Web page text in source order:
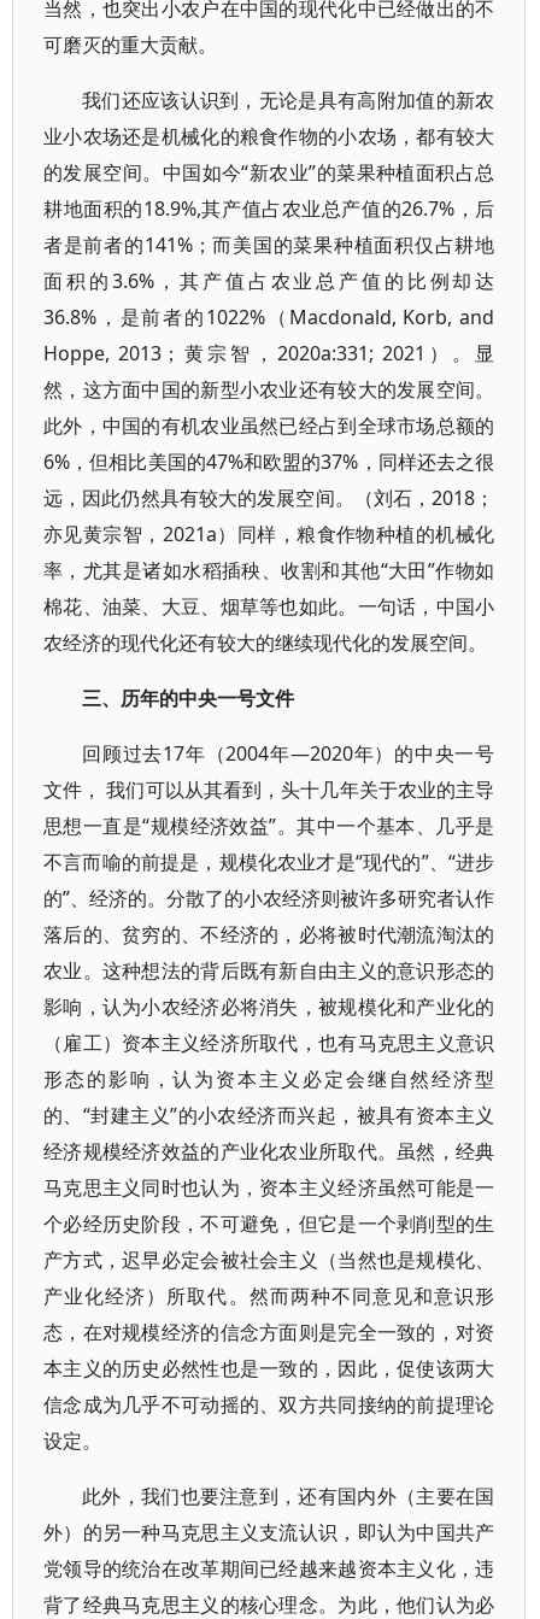
当然，也突出小农户在中国的现代化中已经做出的不
可磨灭的重大贡献。
我们还应该认识到，无论是具有高附加值的新农
业小农场还是机械化的粮食作物的小农场，都有较大
的发展空间。中国如今“新农业”的菜果种植面积占总
耕地面积的18.9%,其产值占农业总产值的26.7%，后
者是前者的141%；而美国的菜果种植面积仅占耕地
面积的3.6%，其产值占农业总产值的比例却达
36.8%，是前者的1022%（Macdonald, Korb, and
Hoppe, 2013；黄宗智，2020a:331; 2021）。显
然，这方面中国的新型小农业还有较大的发展空间。
此外，中国的有机农业虽然已经占到全球市场总额的
6%，但相比美国的47%和欧盟的37%，同样还去之很
远，因此仍然具有较大的发展空间。（刘石，2018；
亦见黄宗智，2021a）同样，粮食作物种植的机械化
率，尤其是诸如水稻插秧、收割和其他“大田”作物如
棉花、油菜、大豆、烟草等也如此。一句话，中国小
农经济的现代化还有较大的继续现代化的发展空间。
三、历年的中央一号文件
回顾过去17年（2004年—2020年）的中央一号
文件， 我们可以从其看到，头十几年关于农业的主导
思想一直是“规模经济效益”。其中一个基本、几乎是
不言而喻的前提是，规模化农业才是“现代的”、“进步
的”、经济的。分散了的小农经济则被许多研究者认作
落后的、贫穷的、不经济的，必将被时代潮流淘汰的
农业。这种想法的背后既有新自由主义的意识形态的
影响，认为小农经济必将消失，被规模化和产业化的
（雇工）资本主义经济所取代，也有马克思主义意识
形态的影响，认为资本主义必定会继自然经济型
的、“封建主义”的小农经济而兴起，被具有资本主义
经济规模经济效益的产业化农业所取代。虽然，经典
马克思主义同时也认为，资本主义经济虽然可能是一
个必经历史阶段，不可避免，但它是一个剥削型的生
产方式，迟早必定会被社会主义（当然也是规模化、
产业化经济）所取代。然而两种不同意见和意识形
态，在对规模经济的信念方面则是完全一致的，对资
本主义的历史必然性也是一致的，因此，促使该两大
信念成为几乎不可动摇的、双方共同接纳的前提理论
设定。
此外，我们也要注意到，还有国内外（主要在国
外）的另一种马克思主义支流认识，即认为中国共产
党领导的统治在改革期间已经越来越资本主义化，违
背了经典马克思主义的核心理念。为此，他们认为必